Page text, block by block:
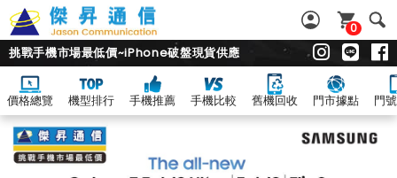
0
挑戰手機市場最低價~iPhone破盤現貨供應
價格總覽 機型排行 手機推薦 手機比較 舊機回收 門市據點 門